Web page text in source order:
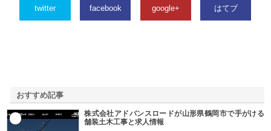
twitter facebook google+ はてブ
おすすめ記事
株式会社アドバンスロードが山形県鶴岡市で手がける
舗装土木工事と求人情報